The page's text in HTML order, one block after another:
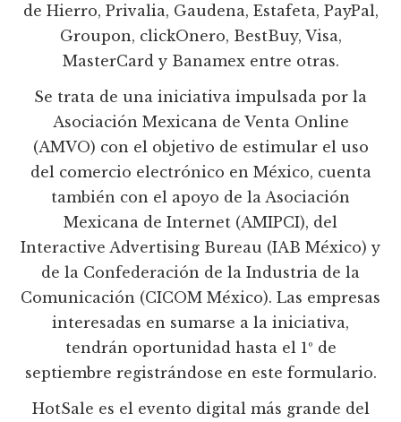
de Hierro, Privalia, Gaudena, Estafeta, PayPal,
Groupon, clickOnero, BestBuy, Visa,
MasterCard y Banamex entre otras.
Se trata de una iniciativa impulsada por la
Asociación Mexicana de Venta Online
(AMVO) con el objetivo de estimular el uso
del comercio electrónico en México, cuenta
también con el apoyo de la Asociación
Mexicana de Internet (AMIPCI), del
Interactive Advertising Bureau (IAB México) y
de la Confederación de la Industria de la
Comunicación (CICOM México). Las empresas
interesadas en sumarse a la iniciativa,
tendrán oportunidad hasta el 1º de
septiembre registrándose en este formulario.
HotSale es el evento digital más grande del